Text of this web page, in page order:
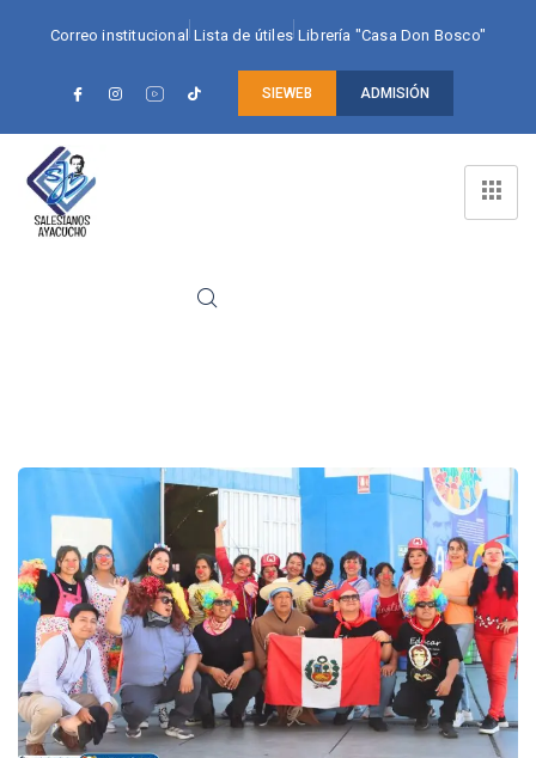
Correo institucional Lista de útiles Librería "Casa Don Bosco"
SIEWEB ADMISIÓN